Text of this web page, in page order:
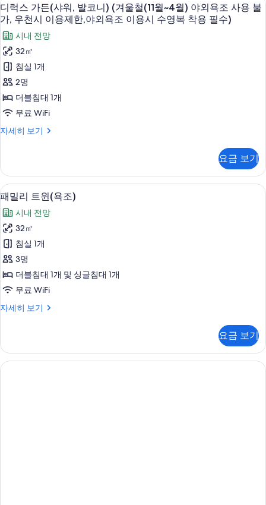
주
방)
사
진
모
두
보
기
이
빗
(샤
워,
간
이
주
방)
세
히
기
럭
스
가
든
(샤
워,
발
코
울
철
(11
월
~4
월)
야
외
욕
조
불
가,
6
디럭스 가든(샤워, 발코니) (겨울철(11월~4월) 야외욕조 사용 불
가, 우천시 이용제한,야외욕조 이용시 수영복 착용 필수)
시내 전망
32㎡
침실 1개
2명
더블침대 1개
무료 WiFi
자세히 보기
디
든
(샤
워,
발
코
니)
(겨
울
철
(11
월
~4
야
조
사
용
요금 보기
패
밀
리
트
윈
(욕
조)
진
두
보
패밀리 트윈(욕조) | 객실에서 보이는
5
패밀리 트윈(욕조)
시내 전망
32㎡
침실 1개
3명
더블침대 1개 및 싱글침대 1개
무료 WiFi
자세히 보기
패
윈
(욕
조)
요금 보기